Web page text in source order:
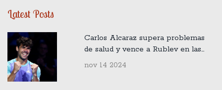
Latest Posts
Carlos Alcaraz supera problemas
de salud y vence a Rublev en las
Finales ATP de Turín
nov 14 2024